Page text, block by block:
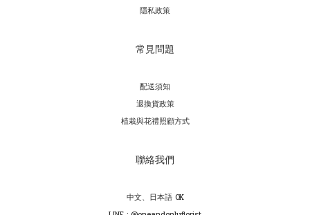
隱私政策
常見問題
配送須知
退換貨政策
植栽與花禮照顧方式
聯絡我們
中文、日本語 OK